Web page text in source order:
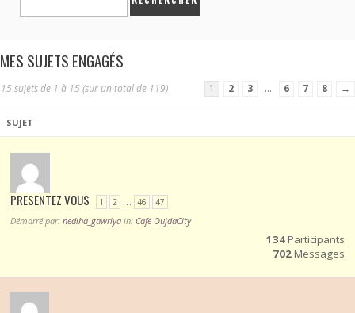
MES SUJETS ENGAGÉS
15 sujets de 1 à 15 (sur un total de 119) 1 2 3 … 6 7 8 →
SUJET
PRESENTEZ VOUS 1 2 … 46 47
Démarré par:nediha_gawriya in: Café OujdaCity
134Participants
702Messages